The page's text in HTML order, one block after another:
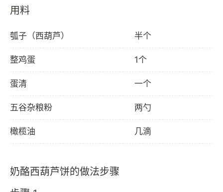
用料
瓠子（西葫芦） 半个
整鸡蛋 1个
蛋清 一个
五谷杂粮粉 两勺
橄榄油 几滴
奶酪西葫芦饼的做法步骤